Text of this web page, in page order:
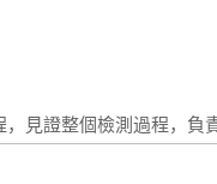
見證整個檢測過程，負